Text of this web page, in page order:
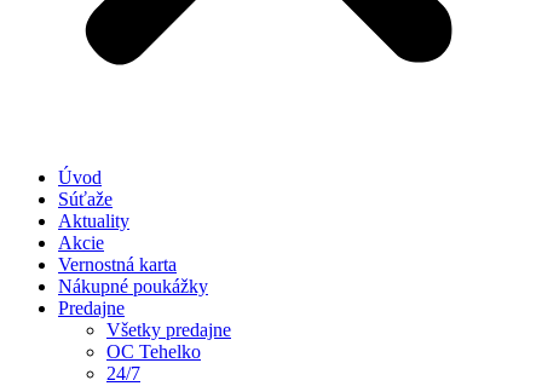
Úvod
Súťaže
Aktuality
Akcie
Vernostná karta
Nákupné poukážky
Predajne
Všetky predajne
OC Tehelko
24/7